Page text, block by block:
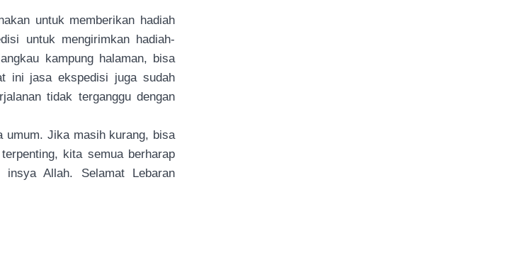
untuk memberikan hadiah
untuk mengirimkan hadiah-
kampung halaman, bisa
ini jasa ekspedisi juga sudah
tidak terganggu dengan
umum. Jika masih kurang, bisa
kita semua berharap
Allah. Selamat Lebaran